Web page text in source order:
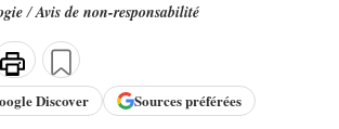
/Avis de non-responsabilité
Discover Sources préférées